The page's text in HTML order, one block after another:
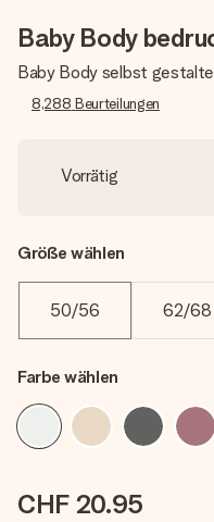
Baby Body
Baby Body selbst
8,288 Beurteilungen
Vorrätig
Größe wählen
50/56 62/68
Farbe wählen
CHF 20.95